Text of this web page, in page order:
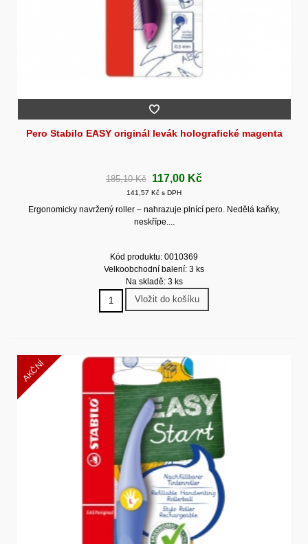
Pero Stabilo EASY originál levák holografické magenta
185,10 Kč 117,00 Kč
141,57 Kč s DPH
Ergonomicky navržený roller – nahrazuje plnící pero. Nedělá kaňky,
neskřípe....
Kód produktu: 0010369
Velkoobchodní balení: 3 ks
Na skladě: 3 ks
Vložit do košíku
AKČNÍ